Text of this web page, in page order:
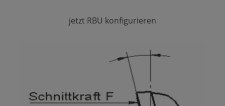
jetzt RBU konfigurieren